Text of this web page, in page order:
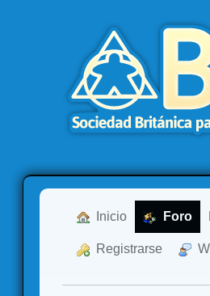
Inicio Foro
Registrarse